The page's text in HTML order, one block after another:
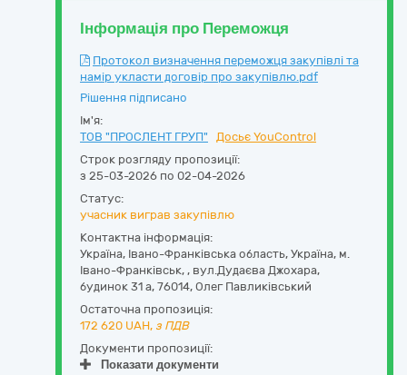
Інформація про Переможця
Протокол визначення переможця закупівлі та
намір укласти договір про закупівлю.pdf
Рішення підписано
Ім'я:
ТОВ "ПРОСЛЕНТ ГРУП"
Досьє YouControl
Строк розгляду пропозиції:
з 25-03-2026 по 02-04-2026
Статус:
учасник виграв закупівлю
Контактна інформація:
Україна, Івано-Франківська область, Україна, м.
Івано-Франківськ, , вул.Дудаєва Джохара,
будинок 31 а, 76014, Олег Павликівський
Остаточна пропозиція:
172 620 UAH, з ПДВ
Документи пропозиції:
Показати документи